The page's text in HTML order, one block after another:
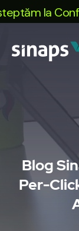
la
Blog
Per-